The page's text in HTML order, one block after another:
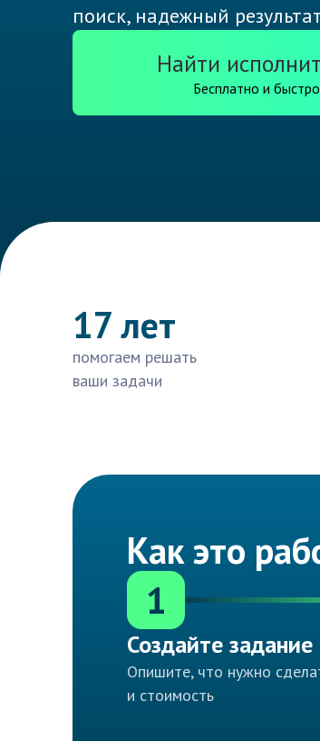
поиск, надежный
Найти
Бесплатно и быстро
17 лет
помогаем решать
ваши задачи
Как это
1
Создайте задание
Опишите, что нужно
и стоимость